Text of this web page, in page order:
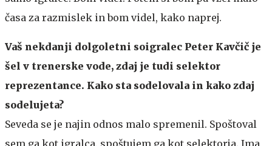
časa za razmislek in bom videl, kako naprej.
Vaš nekdanji dolgoletni soigralec Peter Kavčič je
šel v trenerske vode, zdaj je tudi selektor
reprezentance. Kako sta sodelovala in kako zdaj
sodelujeta?
Seveda se je najin odnos malo spremenil. Spoštoval
sem ga kot igralca, spoštujem ga kot selektorja. Ima